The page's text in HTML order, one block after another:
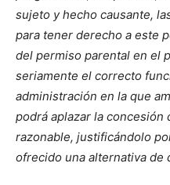
sujeto y hecho causante,
para tener derecho a este
del permiso parental en el
seriamente el correcto
administración en la que
podrá aplazar la
razonable, justificándolo
ofrecido una alternativa de